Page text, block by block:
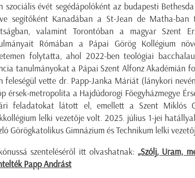
szociális évét segédápolóként az budapesti
segítőként Kanadában a St-Jean de Matha-
valamint Torontóban a magyar Szent
Rómában a Pápai Görög Kollégium
folytatta, ahol 2022-ben teológiai
tanulmányokat a Pápai Szent Alfonz Akadémián
feleségül vette dr. Papp-Janka Máriát (lánykori
érsek-metropolita a Hajdúdorogi Főegyházmegye
feladatokat látott el, emellett a Szent Miklós
lelki vezetője volt. 2025. július 1-jei
Görögkatolikus Gimnázium és Technikum lelki
szenteléséről itt olvashatnak: „Szólj, Uram,
Papp Andrást